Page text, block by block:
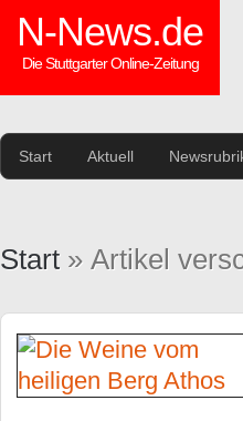
N-News.de
Die Stuttgarter Online-Zeitung
Start Aktuell
Start » Artikel